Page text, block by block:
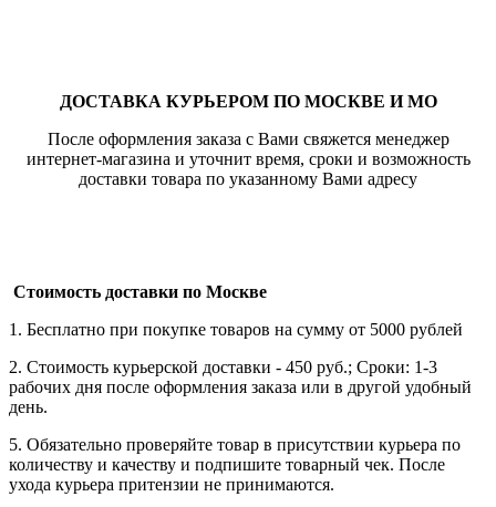
ДОСТАВКА КУРЬЕРОМ ПО МОСКВЕ И МО
После оформления заказа с Вами свяжется менеджер
интернет-магазина и уточнит время, сроки и возможность
доставки товара по указанному Вами адресу
Стоимость доставки по Москве
1. Бесплатно при покупке товаров на сумму от 5000 рублей
2. Стоимость курьерской доставки - 450 руб.; Сроки: 1-3
рабочих дня после оформления заказа или в другой удобный
день.
5. Обязательно проверяйте товар в присутствии курьера по
количеству и качеству и подпишите товарный чек. После
ухода курьера притензии не принимаются.